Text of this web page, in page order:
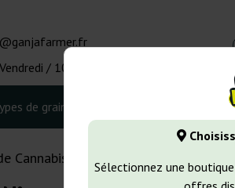
Sélectionnez une
/ 10:00 - 16:00
de graines
Cannabis